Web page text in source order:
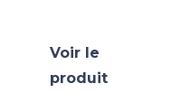
Voir le
produit